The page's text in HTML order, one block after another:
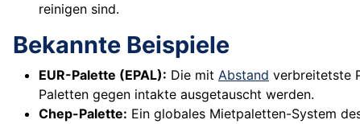
reinigen sind.
Bekannte Beispiele
EUR-Palette (EPAL): Die mit Abstand verbreitetste
Paletten gegen intakte ausgetauscht werden.
Chep-Palette: Ein globales Mietpaletten-System